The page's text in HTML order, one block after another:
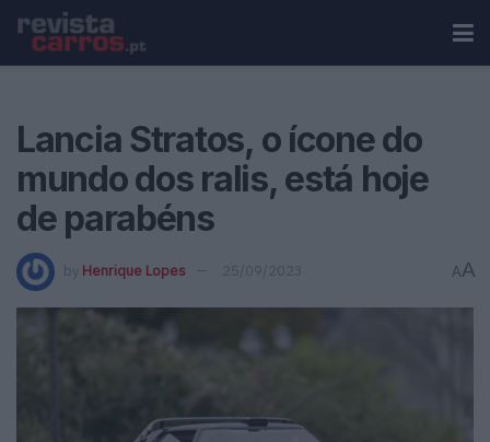
Lancia Stratos, o ícone do
mundo dos ralis, está hoje
de parabéns
by Henrique Lopes 25/09/2023 AA